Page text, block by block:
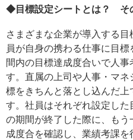
◆目標設定シートとは？ そ
さまざまな企業が導入する
員が自身の携わる仕事に目
間内の目標達成度合いで人
す。直属の上司や人事・マネ
標をきちんと落とし込んだ上
す。社員はそれぞれ設定し
の期間が終了した際に、も
成度合を確認し、業績考課